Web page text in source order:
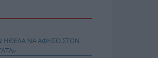
ΗΘΕΛΑ ΝΑ ΑΦΗΣΩ ΣΤΟΝ